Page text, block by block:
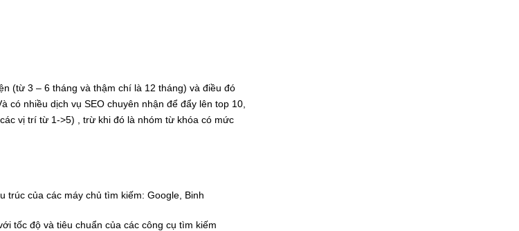
(từ 3 – 6 tháng và thậm chí là 12 tháng) và điều đó
có nhiều dịch vụ SEO chuyên nhận để đẩy lên top 10,
vị trí từ 1->5) , trừ khi đó là nhóm từ khóa có mức
trúc của các máy chủ tìm kiếm: Google, Binh
tốc độ và tiêu chuẩn của các công cụ tìm kiếm